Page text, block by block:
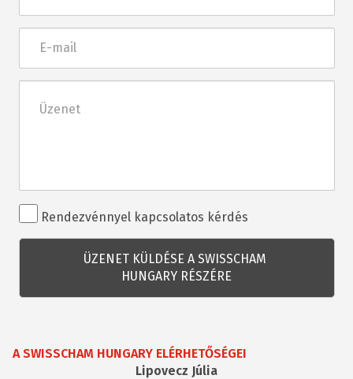
mail
Rendezvénnyel
kapcsolatos
kérdés
Rendezvénnyel kapcsolatos kérdés
A SWISSCHAM HUNGARY ELÉRHETŐSÉGEI
Lipovecz Júlia